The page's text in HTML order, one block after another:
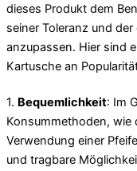
dieses Produkt dem
seiner Toleranz und
anzupassen. Hier sind
Kartusche an
1. Bequemlichkeit: Im
Konsummethoden, wie
Verwendung einer
und tragbare